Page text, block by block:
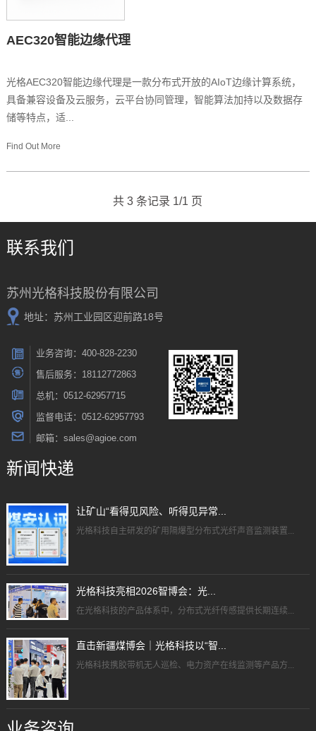
AEC320智能边缘代理
光格AEC320智能边缘代理是一款分布式开放的AIoT边缘计算系统，
具备兼容设备及云服务，云平台协同管理，智能算法加持以及数据存
储等特点，适...
Find Out More
共 3 条记录 1/1 页
联系我们
苏州光格科技股份有限公司
地址：苏州工业园区迎前路18号
业务咨询：400-828-2230
售后服务：18112772863
总机：0512-62957715
监督电话：0512-62957793
邮箱：sales@agioe.com
新闻快递
让矿山“看得见风险、听得见异常...
光格科技自主研发的矿用隔爆型分布式光纤声音监测装置...
光格科技亮相2026智博会：光...
在光格科技的产品体系中，分布式光纤传感提供长期连续...
直击新疆煤博会｜光格科技以“智...
光格科技携胶带机无人巡检、电力资产在线监测等产品方...